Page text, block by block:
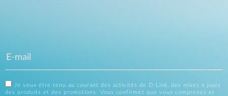
Je veux être tenu au courant des activités de D-Link, des mises à jours
des produits et des promotions. Vous confirmez que vous comprenez et